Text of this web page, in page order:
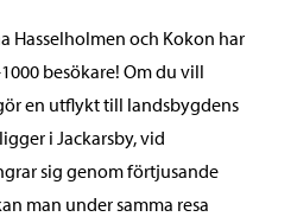
Hasselholmen och Kokon har
besökare! Om du vill
en utflykt till landsbygdens
i Jackarsby, vid
sig genom förtjusande
man under samma resa